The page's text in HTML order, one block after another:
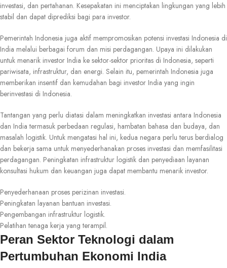
investasi, dan pertahanan. Kesepakatan ini menciptakan lingkungan yang lebih
stabil dan dapat diprediksi bagi para investor.
Pemerintah Indonesia juga aktif mempromosikan potensi investasi Indonesia di
India melalui berbagai forum dan misi perdagangan. Upaya ini dilakukan
untuk menarik investor India ke sektor-sektor prioritas di Indonesia, seperti
pariwisata, infrastruktur, dan energi. Selain itu, pemerintah Indonesia juga
memberikan insentif dan kemudahan bagi investor India yang ingin
berinvestasi di Indonesia.
Tantangan yang perlu diatasi dalam meningkatkan investasi antara Indonesia
dan India termasuk perbedaan regulasi, hambatan bahasa dan budaya, dan
masalah logistik. Untuk mengatasi hal ini, kedua negara perlu terus berdialog
dan bekerja sama untuk menyederhanakan proses investasi dan memfasilitasi
perdagangan. Peningkatan infrastruktur logistik dan penyediaan layanan
konsultasi hukum dan keuangan juga dapat membantu menarik investor.
Penyederhanaan proses perizinan investasi.
Peningkatan layanan bantuan investasi.
Pengembangan infrastruktur logistik.
Pelatihan tenaga kerja yang terampil.
Peran Sektor Teknologi dalam
Pertumbuhan Ekonomi India